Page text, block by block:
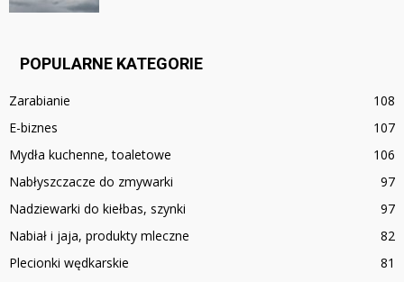
POPULARNE KATEGORIE
Zarabianie
108
E-biznes
107
Mydła kuchenne, toaletowe
106
Nabłyszczacze do zmywarki
97
Nadziewarki do kiełbas, szynki
97
Nabiał i jaja, produkty mleczne
82
Plecionki wędkarskie
81